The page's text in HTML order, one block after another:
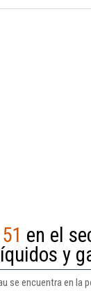
en el
y
se encuentra en